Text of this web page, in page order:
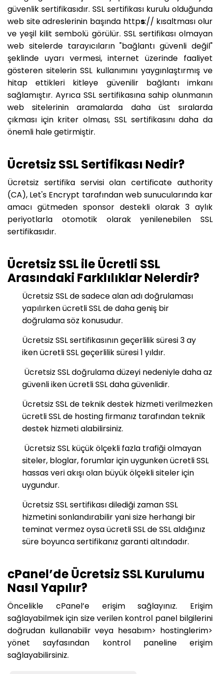
güvenlik sertifikasıdır. SSL sertifikası kurulu olduğunda
web site adreslerinin başında https:// kısaltması olur
ve yeşil kilit sembolü görülür. SSL sertifikası olmayan
web sitelerde tarayıcıların "bağlantı güvenli değil"
şeklinde uyarı vermesi, internet üzerinde faaliyet
gösteren sitelerin SSL kullanımını yaygınlaştırmış ve
hitap ettikleri kitleye güvenilir bağlantı imkanı
sağlamıştır. Ayrıca SSL sertifikasına sahip olunmanın
web sitelerinin aramalarda daha üst sıralarda
çıkması için kriter olması, SSL sertifikasını daha da
önemli hale getirmiştir.
Ücretsiz SSL Sertifikası Nedir?
Ücretsiz sertifika servisi olan certificate authority
(CA), Let's Encrypt tarafından web sunucularında kar
amacı gütmeden sponsor destekli olarak 3 aylık
periyotlarla otomotik olarak yenilenebilen SSL
sertifikasıdır.
Ücretsiz SSL ile Ücretli SSL
Arasındaki Farklılıklar Nelerdir?
Ücretsiz SSL de sadece alan adı doğrulaması
yapılırken ücretli SSL de daha geniş bir
doğrulama söz konusudur.
Ücretsiz SSL sertifikasının geçerlilik süresi 3 ay
iken ücretli SSL geçerlilik süresi 1 yıldır.
Ücretsiz SSL doğrulama düzeyi nedeniyle daha az
güvenli iken ücretli SSL daha güvenlidir.
Ücretsiz SSL de teknik destek hizmeti verilmezken
ücretli SSL de hosting firmanız tarafından teknik
destek hizmeti alabilirsiniz.
Ücretsiz SSL küçük ölçekli fazla trafiği olmayan
siteler, bloglar, forumlar için uygunken ücretli SSL
hassas veri akışı olan büyük ölçekli siteler için
uygundur.
Ücretsiz SSL sertifikası dilediği zaman SSL
hizmetini sonlandırabilir yani size herhangi bir
teminat vermez oysa ücretli SSL de SSL aldığınız
süre boyunca sertifikanız garanti altındadır.
cPanel’de Ücretsiz SSL Kurulumu
Nasıl Yapılır?
Öncelikle cPanel’e erişim sağlayınız. Erişim
sağlayabilmek için size verilen kontrol panel bilgilerini
doğrudan kullanabilir veya hesabım> hostinglerim>
yönet sayfasından kontrol paneline erişim
sağlayabilirsiniz.